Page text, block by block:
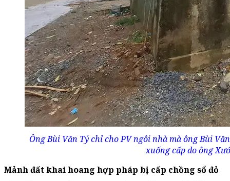
Ông Bùi Văn Tý chỉ cho PV ngôi nhà mà ông Bùi
xuống cấp do ông
Mảnh đất khai hoang hợp pháp bị cấp chồng sổ đỏ